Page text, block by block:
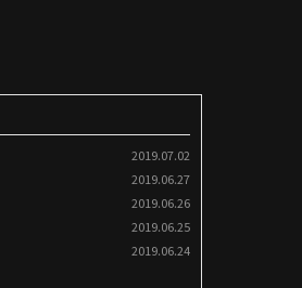
2019.07.02
2019.06.27
2019.06.26
2019.06.25
2019.06.24